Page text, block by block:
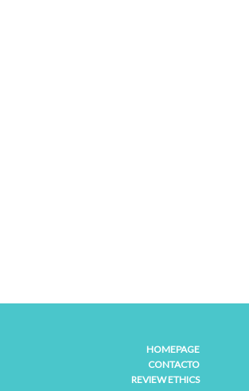
HOMEPAGE
CONTACTO
REVIEW ETHICS